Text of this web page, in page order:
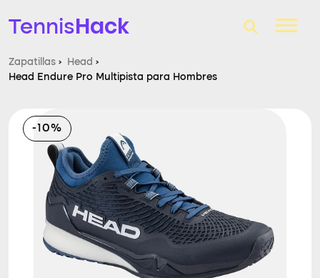
TennisHack
T-Finder
Raquetas de tenis
Zapatillas
Comparador
Consultorio
Blog
Zapatillas › Head ›
Head Endure Pro Multipista para Hombres
-10%